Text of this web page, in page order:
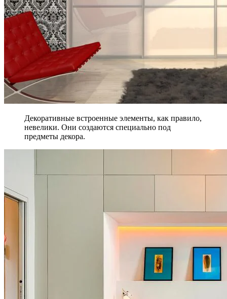
Декоративные встроенные элементы, как правило,
невелики. Они создаются специально под
предметы декора.